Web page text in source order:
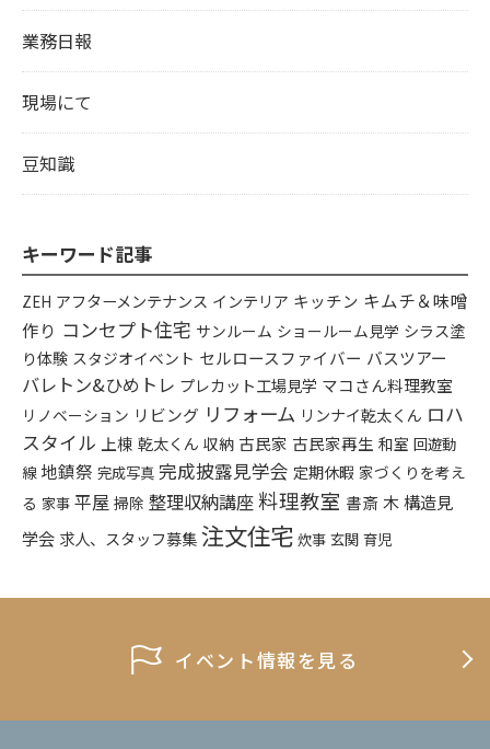
業務日報
現場にて
豆知識
キーワード記事
ZEH アフターメンテナンス インテリア キッチン キムチ＆味噌
作り コンセプト住宅 サンルーム ショールーム見学 シラス塗
り体験 スタジオイベント セルロースファイバー バスツアー
バレトン&ひめトレ プレカット工場見学 マコさん料理教室
リノベーション リビング リフォーム リンナイ乾太くん ロハ
スタイル 上棟 乾太くん 収納 古民家 古民家再生 和室 回遊動
線 地鎮祭 完成写真 完成披露見学会 定期休暇 家づくりを考え
る 家事 平屋 掃除 整理収納講座料理教室 書斎 木構造見
学会 求人、スタッフ募集注文住宅 炊事 玄関 育児
イベント情報を見る